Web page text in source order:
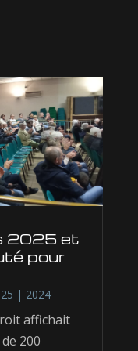
2025 et
pour
| 2024
affichait
200